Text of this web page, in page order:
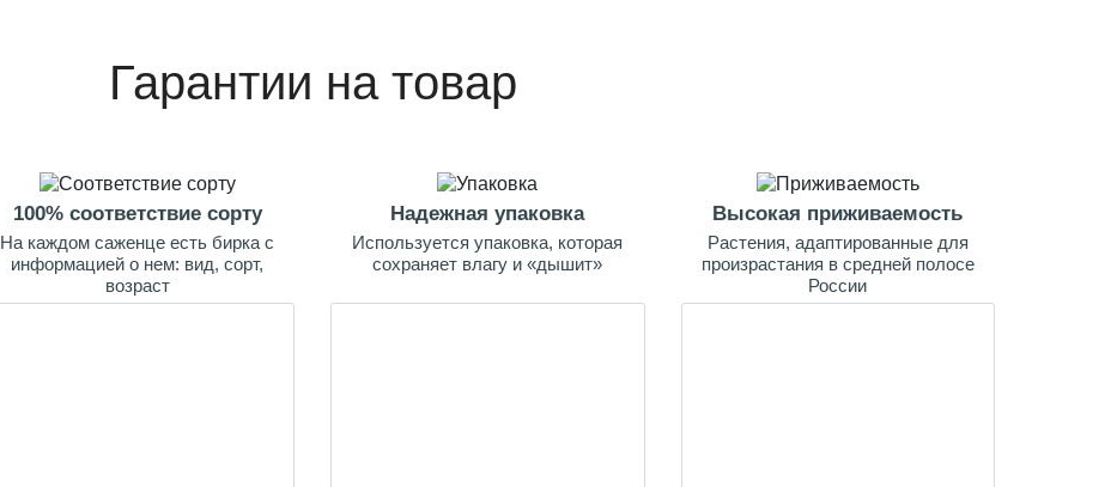
Гарантии на товар
100% соответствие сорту
На каждом саженце есть бирка с
информацией о нем: вид, сорт,
возраст
Надежная упаковка
Используется упаковка, которая
сохраняет влагу и «дышит»
Высокая приживаемость
Растения, адаптированные для
произрастания в средней полосе
России